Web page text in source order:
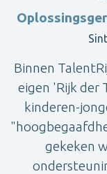
Binnen
eigen 'Rijk
kinderen-
gekeken